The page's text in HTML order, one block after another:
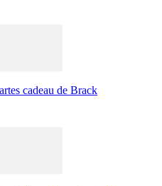
cadeau de Brack